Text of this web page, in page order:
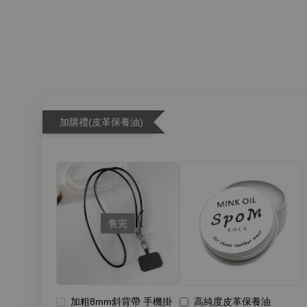
加購禮(皮革保養油)
售完
加粗8mm斜背帶 手機掛 高純度皮革保養油